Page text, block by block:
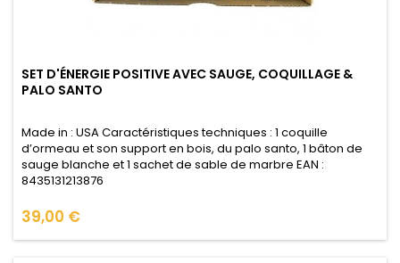
SET D'ÉNERGIE POSITIVE AVEC SAUGE, COQUILLAGE &
PALO SANTO
Made in : USA Caractéristiques techniques : 1 coquille
d’ormeau et son support en bois, du palo santo, 1 bâton de
sauge blanche et 1 sachet de sable de marbre EAN :
8435131213876
Prix
39,00 €